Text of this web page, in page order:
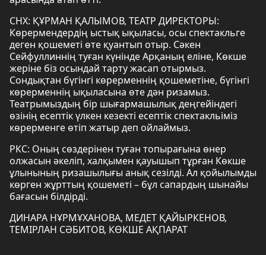
СНХ: ҚҰРМАН ҚАЛЫМОВ, ТЕАТР ДИРЕКТОРЫ:
Көрермендердің ыстық ықыласы, осы спектакльге
деген қошеметі өте қуантып отыр. Сәкен
Сейфуллиннің туған күнінде Арқаның еліне, Көкше
жеріне біз осындай тарту жасап отырмыз.
Сондықтан бүгінгі көрерменнің қошеметіне, бүгінгі
көрерменнің ықыласына өте дән ризамыз.
Театрымыздың бір шығармашылық деңгейіндегі
өзінің есептік үлкен кезекті есептік спектакльіміз
көрерменге өтіп жатыр деп ойлаймыз.
РКС: Оның сөздерінен туған топырағына өнер
олжасын әкеліп, халқымен қауышып тұрған Көкше
ұлынының ризашылығы анық сезілді. Ал қойылымды
көрген жұрттың қошеметі – бұл сапардың шынайы
бағасын білдірді.
ДИНАРА НҰРМҰХАНОВА, МЕДЕТ ҚАЙЫРКЕНОВ,
ТЕМІРЛАН СӘБИТОВ, КӨКШЕ АҚПАРАТ